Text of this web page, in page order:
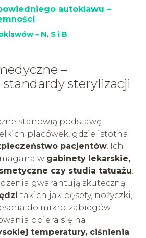
autoklawu –
– N, S i B
–
standardy sterylizacji
stanowią podstawę
placówek, gdzie istotna
pacjentów. Ich
w gabinety lekarskie,
czy studia tatuażu.
gwarantują skuteczną
takich jak pęsety, nożyczki,
do mikro-zabiegów.
opiera się na
temperatury, ciśnienia